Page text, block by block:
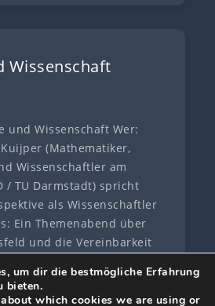
Wissenschaft
und Wissenschaft Wer:
(Mathematiker,
Wissenschaftler am
/ TU Darmstadt) spricht
als Wissenschaftler
Ein Themenabend über
und die Vereinbarkeit
um dir die bestmögliche Erfahrung
bieten.
which cookies we are using or